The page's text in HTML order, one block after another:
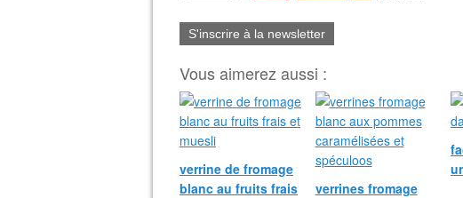
S'inscrire à la newsletter
Vous aimerez aussi :
verrine de fromage
blanc au fruits frais
verrines fromage